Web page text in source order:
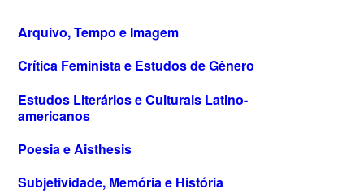
Arquivo, Tempo e Imagem
Crítica Feminista e Estudos de Gênero
Estudos Literários e Culturais Latino-
americanos
Poesia e Aisthesis
Subjetividade, Memória e História